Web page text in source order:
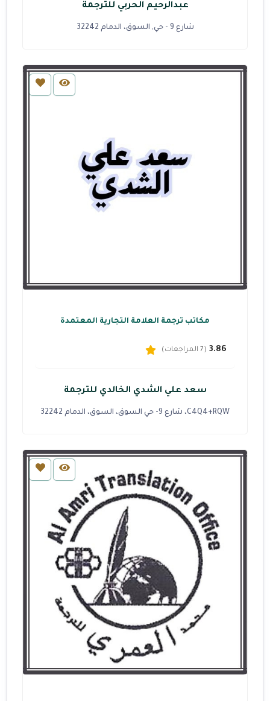
عبدالرحيم الحربي للترجمة
شارع 9 - حي, السوق، الدمام 32242
مكاتب ترجمة العلامة التجارية المعتمدة
3.86 (7 المراجعات)
سعد علي الشدي الخالدي للترجمة
C4Q4+RQW، شارع 9- حي السوق، السوق، الدمام 32242